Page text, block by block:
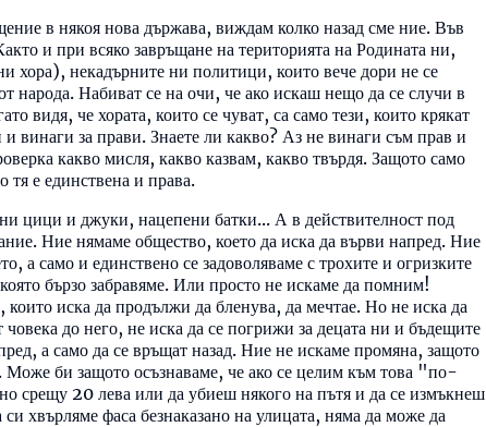
в някоя нова държава, виждам колко назад сме ние. Във
и при всяко завръщане на територията на Родината ни,
хора), некадърните ни политици, които вече дори не се
народа. Набиват се на очи, че ако искаш нещо да се случи в
видя, че хората, които се чуват, са само тези, които крякат
винаги за прави. Знаете ли какво? Аз не винаги съм прав и
какво мисля, какво казвам, какво твърдя. Защото само
тя е единствена и права.
цици и джуки, нацепени батки... А в действителност под
Ние нямаме общество, което да иска да върви напред. Ние
а само и единствено се задоволяваме с трохите и огризките
бързо забравяме. Или просто не искаме да помним!
иска да продължи да бленува, да мечтае. Но не иска да
човека до него, не иска да се погрижи за децата ни и бъдещите
а само да се връщат назад. Ние не искаме промяна, защото
би защото осъзнаваме, че ако се целим към това "по-
срещу 20 лева или да убиеш някого на пътя и да се измъкнеш
хвърляме фаса безнаказано на улицата, няма да може да